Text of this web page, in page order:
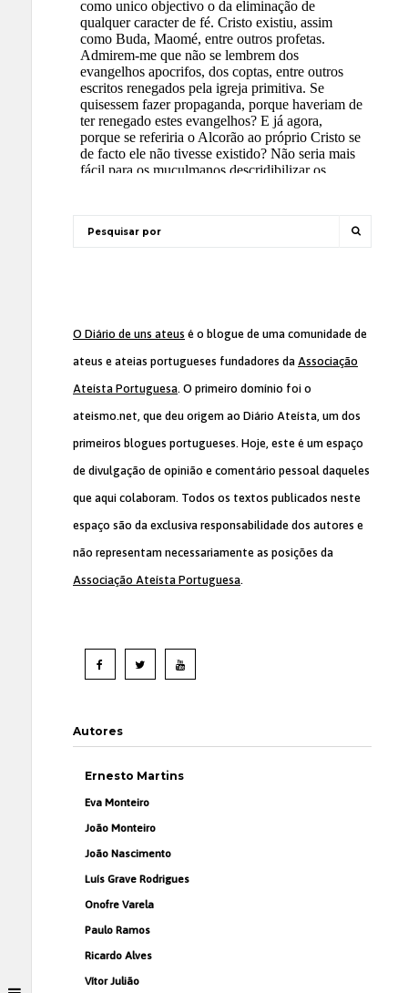
O Diário de uns ateus é o blogue de uma comunidade de
ateus e ateias portugueses fundadores da Associação
Ateísta Portuguesa. O primeiro domínio foi o
ateismo.net, que deu origem ao Diário Ateísta, um dos
primeiros blogues portugueses. Hoje, este é um espaço
de divulgação de opinião e comentário pessoal daqueles
que aqui colaboram. Todos os textos publicados neste
espaço são da exclusiva responsabilidade dos autores e
não representam necessariamente as posições da
Associação Ateísta Portuguesa.
Autores
Ernesto Martins
Eva Monteiro
João Monteiro
João Nascimento
Luís Grave Rodrigues
Onofre Varela
Paulo Ramos
Ricardo Alves
Vítor Julião